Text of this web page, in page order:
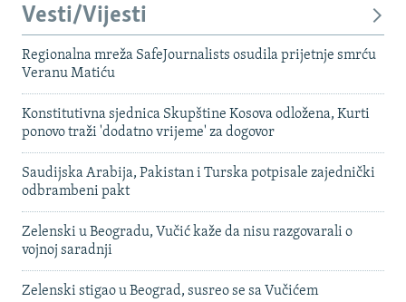
Vesti/Vijesti
Regionalna mreža SafeJournalists osudila prijetnje smrću
Veranu Matiću
Konstitutivna sjednica Skupštine Kosova odložena, Kurti
ponovo traži 'dodatno vrijeme' za dogovor
Saudijska Arabija, Pakistan i Turska potpisale zajednički
odbrambeni pakt
Zelenski u Beogradu, Vučić kaže da nisu razgovarali o
vojnoj saradnji
Zelenski stigao u Beograd, susreo se sa Vučićem